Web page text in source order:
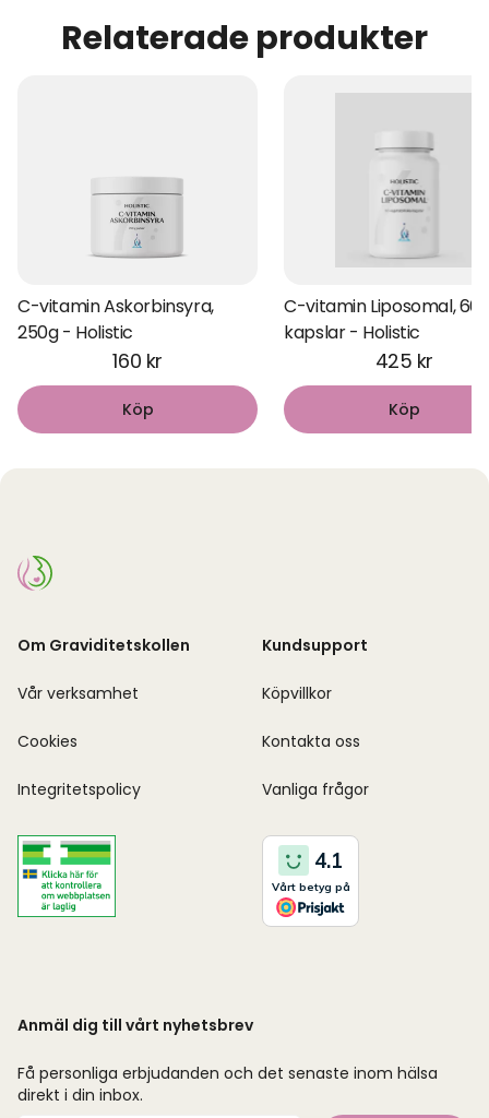
Relaterade produkter
C-vitamin Askorbinsyra,
250g - Holistic
160 kr
Köp
C-vitamin Liposomal, 60
kapslar - Holistic
425 kr
Köp
Om Graviditetskollen
Vår verksamhet
Cookies
Integritetspolicy
Kundsupport
Köpvillkor
Kontakta oss
Vanliga frågor
Anmäl dig till vårt nyhetsbrev
Få personliga erbjudanden och det senaste inom hälsa
direkt i din inbox.